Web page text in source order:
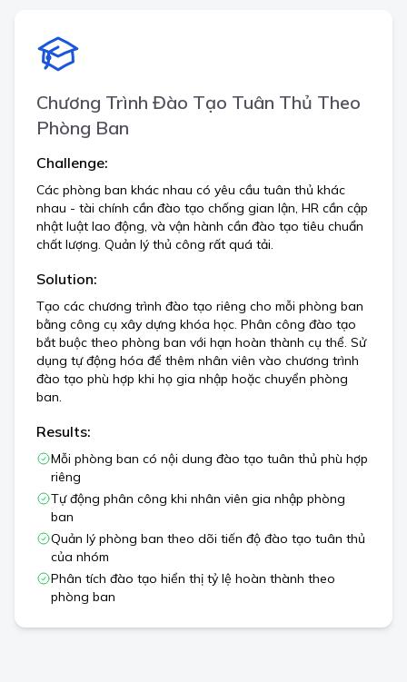
Chương Trình Đào Tạo Tuân Thủ Theo
Phòng Ban
Challenge:
Các phòng ban khác nhau có yêu cầu tuân thủ khác
nhau - tài chính cần đào tạo chống gian lận, HR cần cập
nhật luật lao động, và vận hành cần đào tạo tiêu chuẩn
chất lượng. Quản lý thủ công rất quá tải.
Solution:
Tạo các chương trình đào tạo riêng cho mỗi phòng ban
bằng công cụ xây dựng khóa học. Phân công đào tạo
bắt buộc theo phòng ban với hạn hoàn thành cụ thể. Sử
dụng tự động hóa để thêm nhân viên vào chương trình
đào tạo phù hợp khi họ gia nhập hoặc chuyển phòng
ban.
Results:
Mỗi phòng ban có nội dung đào tạo tuân thủ phù hợp
riêng
Tự động phân công khi nhân viên gia nhập phòng
ban
Quản lý phòng ban theo dõi tiến độ đào tạo tuân thủ
của nhóm
Phân tích đào tạo hiển thị tỷ lệ hoàn thành theo
phòng ban